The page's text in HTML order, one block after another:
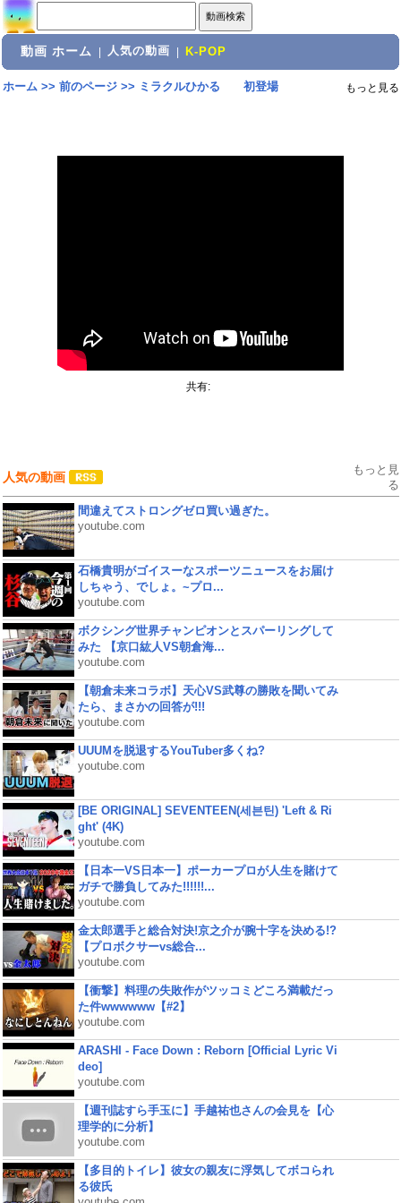
動画 ホーム 人気の動画 K-POP
ホーム>> 前のページ>> ミラクルひかる 初登場 もっと見る
共有:
人気の動画
もっと見
る
間違えてストロングゼロ買い過ぎた。
youtube.com
石橋貴明がゴイスーなスポーツニュースをお届け
しちゃう、でしょ。~プロ...
youtube.com
ボクシング世界チャンピオンとスパーリングして
みた 【京口紘人VS朝倉海...
youtube.com
【朝倉未来コラボ】天心VS武尊の勝敗を聞いてみ
たら、まさかの回答が!!!
youtube.com
UUUMを脱退するYouTuber多くね?
youtube.com
[BE ORIGINAL] SEVENTEEN(세븐틴) 'Left & Ri
ght' (4K)
youtube.com
【日本一VS日本一】ポーカープロが人生を賭けて
ガチで勝負してみた!!!!!!...
youtube.com
金太郎選手と総合対決!京之介が腕十字を決める!?
【プロボクサーvs総合...
youtube.com
【衝撃】料理の失敗作がツッコミどころ満載だっ
た件wwwwww【#2】
youtube.com
ARASHI - Face Down : Reborn [Official Lyric Vi
deo]
youtube.com
【週刊誌すら手玉に】手越祐也さんの会見を【心
理学的に分析】
youtube.com
【多目的トイレ】彼女の親友に浮気してボコられ
る彼氏